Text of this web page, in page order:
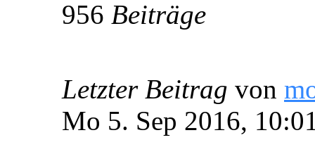
956 Beiträge
Letzter Beitrag von
Mo 5. Sep 2016,